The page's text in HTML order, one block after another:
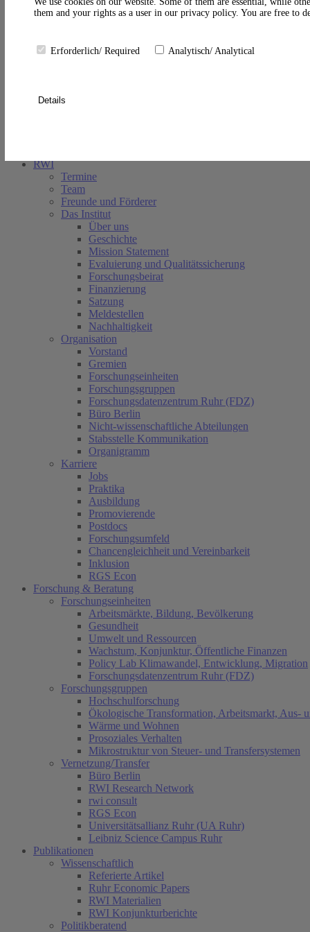
Suche schließen
RWI
Termine
Team
Freunde und Förderer
Das Institut
Über uns
Geschichte
Mission Statement
Evaluierung und Qualitätssicherung
Forschungsbeirat
Finanzierung
Satzung
Meldestellen
Nachhaltigkeit
Organisation
Vorstand
Gremien
Forschungseinheiten
Forschungsgruppen
Forschungsdatenzentrum Ruhr (FDZ)
Büro Berlin
Nicht-wissenschaftliche Abteilungen
Stabsstelle Kommunikation
Organigramm
Karriere
Jobs
Praktika
Ausbildung
Promovierende
Postdocs
Forschungsumfeld
Chancengleichheit und Vereinbarkeit
Inklusion
RGS Econ
Forschung & Beratung
Forschungseinheiten
Arbeitsmärkte, Bildung, Bevölkerung
Gesundheit
Umwelt und Ressourcen
Wachstum, Konjunktur, Öffentliche Finanzen
Policy Lab Klimawandel, Entwicklung, Migration
Forschungsdatenzentrum Ruhr (FDZ)
Forschungsgruppen
Hochschulforschung
Ökologische Transformation, Arbeitsmarkt, Aus-
Wärme und Wohnen
Prosoziales Verhalten
Mikrostruktur von Steuer- und Transfersystemen
Vernetzung/Transfer
Büro Berlin
RWI Research Network
rwi consult
RGS Econ
Universitätsallianz Ruhr (UA Ruhr)
Leibniz Science Campus Ruhr
Publikationen
Wissenschaftlich
Referierte Artikel
Ruhr Economic Papers
RWI Materialien
RWI Konjunkturberichte
Politikberatend
them and your rights as a user in our privacy policy. You are free to
Erforderlich/ Required Analytisch/ Analytical
Details